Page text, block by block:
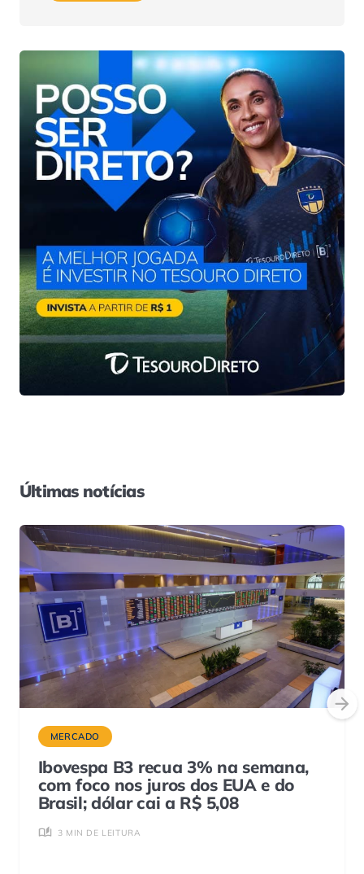
Últimas notícias
MERCADO
Ibovespa B3 recua 3% na semana,
com foco nos juros dos EUA e do
Brasil; dólar cai a R$ 5,08
3 MIN DE LEITURA